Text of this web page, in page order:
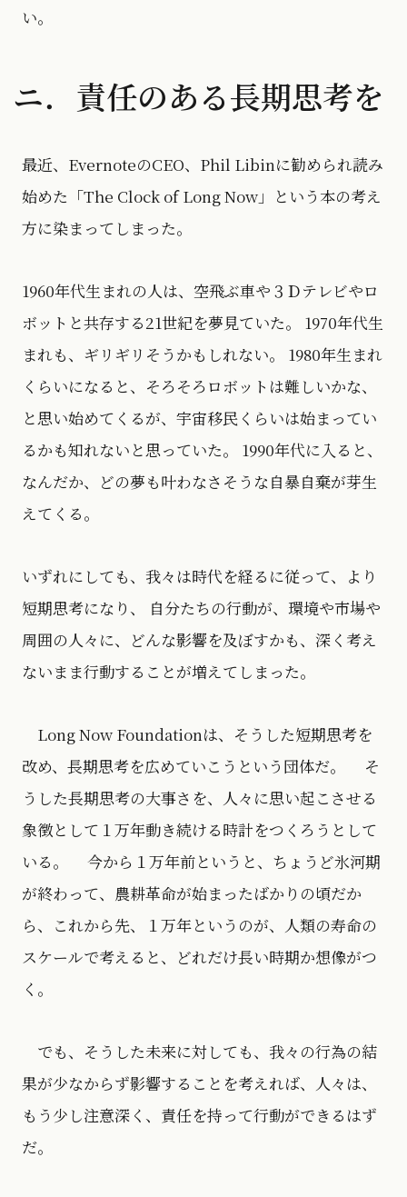
い。
ニ．責任のある長期思考を
最近、EvernoteのCEO、Phil Libinに勧められ読み
始めた「The Clock of Long Now」という本の考え
方に染まってしまった。
1960年代生まれの人は、空飛ぶ車や３Ｄテレビやロ
ボットと共存する21世紀を夢見ていた。 1970年代生
まれも、ギリギリそうかもしれない。 1980年生まれ
くらいになると、そろそろロボットは難しいかな、
と思い始めてくるが、宇宙移民くらいは始まってい
るかも知れないと思っていた。 1990年代に入ると、
なんだか、どの夢も叶わなさそうな自暴自棄が芽生
えてくる。
いずれにしても、我々は時代を経るに従って、より
短期思考になり、 自分たちの行動が、環境や市場や
周囲の人々に、どんな影響を及ぼすかも、深く考え
ないまま行動することが増えてしまった。
Long Now Foundationは、そうした短期思考を
改め、長期思考を広めていこうという団体だ。 そ
うした長期思考の大事さを、人々に思い起こさせる
象徴として１万年動き続ける時計をつくろうとして
いる。 今から１万年前というと、ちょうど氷河期
が終わって、農耕革命が始まったばかりの頃だか
ら、これから先、１万年というのが、人類の寿命の
スケールで考えると、どれだけ長い時期か想像がつ
く。
でも、そうした未来に対しても、我々の行為の結
果が少なからず影響することを考えれば、人々は、
もう少し注意深く、責任を持って行動ができるはず
だ。